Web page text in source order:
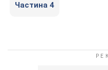
Частина 4